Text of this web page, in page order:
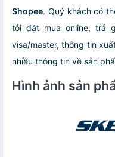
Shopee. Quý khách có
tôi đặt mua online, trả
visa/master, thông tin
nhiều thông tin về sản
Hình ảnh sản